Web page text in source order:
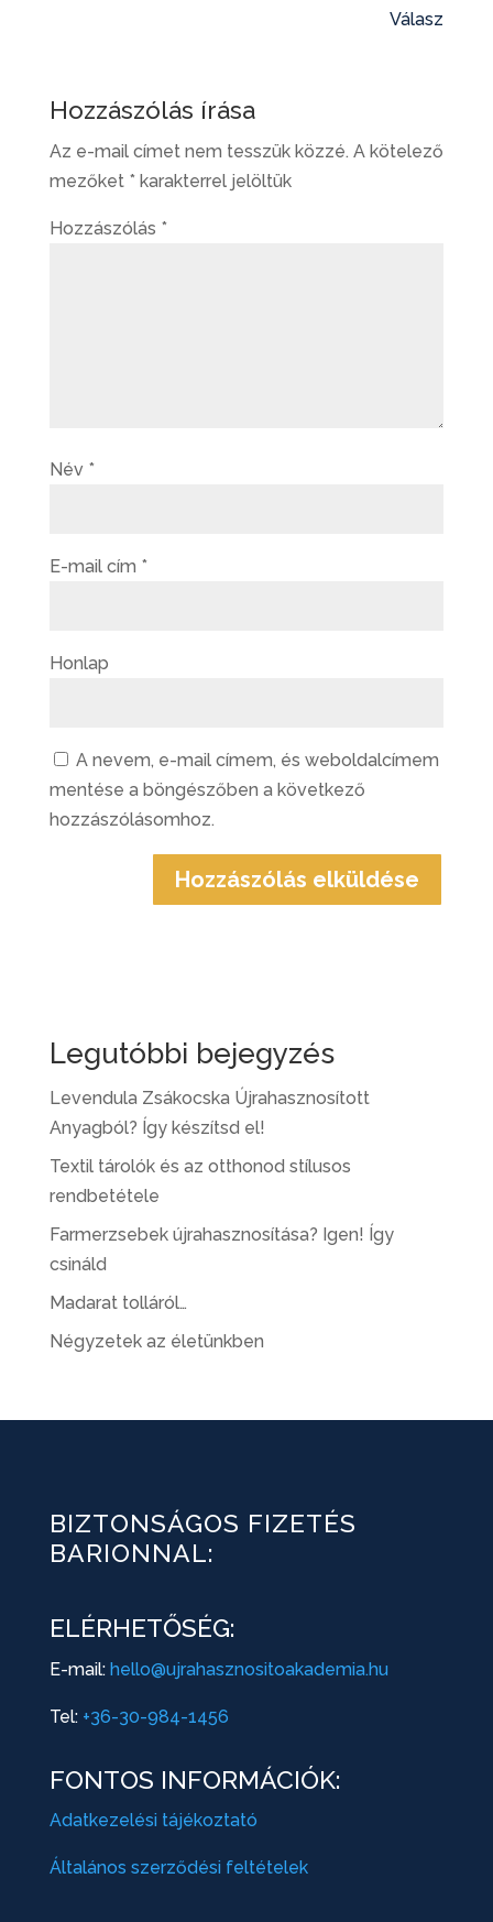
Válasz
Hozzászólás írása
Az e-mail címet nem tesszük közzé. A kötelező
mezőket *karakterrel jelöltük
Hozzászólás *
Név *
E-mail cím *
Honlap
A nevem, e-mail címem, és weboldalcímem
mentése a böngészőben a következő
hozzászólásomhoz.
Legutóbbi bejegyzés
Levendula Zsákocska Újrahasznosított
Anyagból? Így készítsd el!
Textil tárolók és az otthonod stílusos
rendbetétele
Farmerzsebek újrahasznosítása? Igen! Így
csináld
Madarat tolláról…
Négyzetek az életünkben
BIZTONSÁGOS FIZETÉS
BARIONNAL:
ELÉRHETŐSÉG:
E-mail: hello@ujrahasznositoakademia.hu
Tel: +36-30-984-1456
FONTOS INFORMÁCIÓK:
Adatkezelési tájékoztató
Általános szerződési feltételek